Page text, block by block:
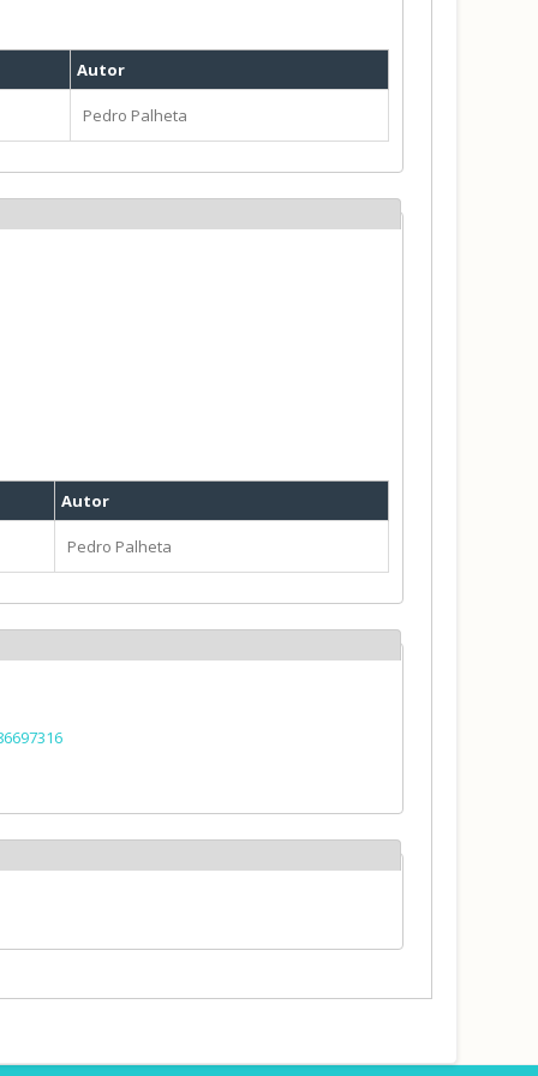
Autor
Pedro Palheta
Autor
Pedro Palheta